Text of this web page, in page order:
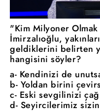
"Kim Milyoner
İmirzalıoğlu,
geldiklerini belirten
hangisini söyler?
a- Kendinizi de
b- Yoldan birini
c- Eski sevgilinizi
d- Seyircilerimiz